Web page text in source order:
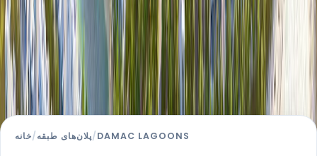
خانه/پلان‌های طبقه/DAMAC LAGOONS